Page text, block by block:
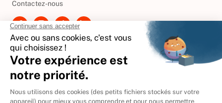
Contactez-nous
International
🇪🇸 Espagne
🇩🇪Allemagne
🇮🇹 Italie